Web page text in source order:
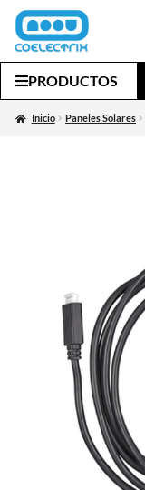
PRODUCTOS
Inicio Paneles Solares